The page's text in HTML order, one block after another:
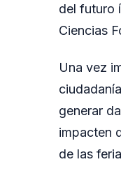
del futuro
Ciencias
Una vez
generar
impacten
de las